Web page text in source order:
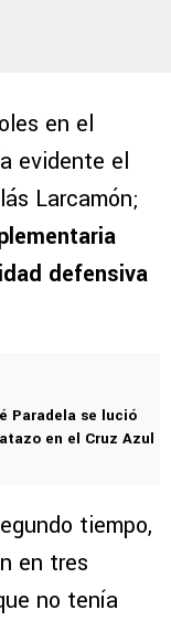
en el
evidente el
Larcamón;
defensiva
Paradela se lució
en el Cruz Azul
tiempo,
en tres
no tenía